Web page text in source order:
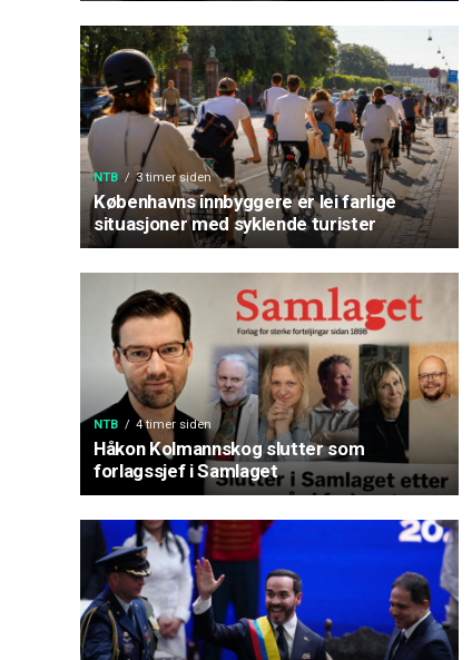
NTB 3 timer siden
Københavns innbyggere er lei farlige
situasjoner med syklende turister
NTB 4 timer siden
Håkon Kolmannskog slutter som
forlagssjef i Samlaget